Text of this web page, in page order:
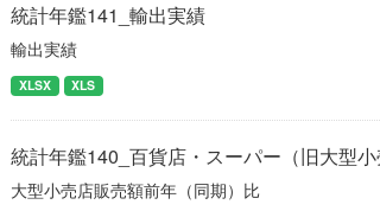
統計年鑑141_輸出実績
輸出実績
XLSX XLS
統計年鑑140_百貨店・スーパー（旧大型
大型小売店販売額前年（同期）比